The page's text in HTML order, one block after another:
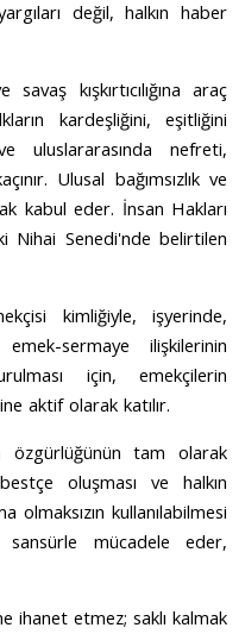
değil, halkın haber
kışkırtıcılığına araç
kardeşliğini, eşitliğini
uluslararasında nefreti,
Ulusal bağımsızlık ve
kabul eder. İnsan Hakları
Nihai Senedi'nde belirtilen
kimliğiyle, işyerinde,
sermaye ilişkilerinin
için, emekçilerin
aktif olarak katılır.
özgürlüğünün tam olarak
oluşması ve halkın
olmaksızın kullanılabilmesi
mücadele eder,
ihanet etmez; saklı kalmak